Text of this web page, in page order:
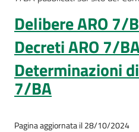
Delibere ARO 7/
Decreti ARO 7/
Determinazioni
7/BA
Pagina aggiornata il 28/10/2024